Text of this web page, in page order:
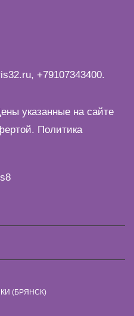
, +79107343400.
указанные на сайте
Политика
(БРЯНСК)